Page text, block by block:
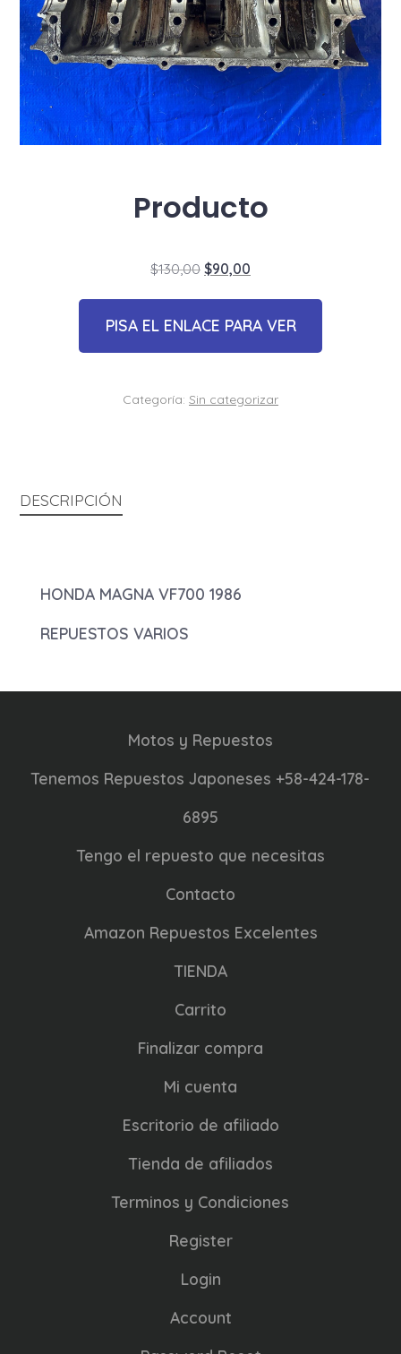
Producto
$130,00 El
original
$90,00
actual
PISA EL ENLACE PARA VER
Categoría: Sin categorizar
DESCRIPCIÓN
HONDA MAGNA VF700 1986
REPUESTOS VARIOS
Motos y Repuestos
Tenemos Repuestos Japoneses +58-424-178-
6895
Tengo el repuesto que necesitas
Contacto
Amazon Repuestos Excelentes
TIENDA
Carrito
Finalizar compra
Mi cuenta
Escritorio de afiliado
Tienda de afiliados
Terminos y Condiciones
Register
Login
Account